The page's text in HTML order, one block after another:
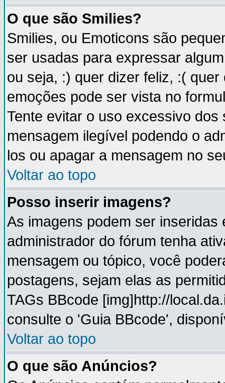
O que são Smilies?
Smilies, ou Emoticons são
ser usadas para expressar
ou seja, :) quer dizer feliz, :(
emoções pode ser vista no
Tente evitar o uso excessivo
mensagem ilegível podendo o
los ou apagar a mensagem no
Voltar ao topo
Posso inserir imagens?
As imagens podem ser
administrador do fórum tenha
mensagem ou tópico, você
postagens, sejam elas as
TAGs BBcode [img]http://
consulte o 'Guia BBcode',
Voltar ao topo
O que são Anúncios?